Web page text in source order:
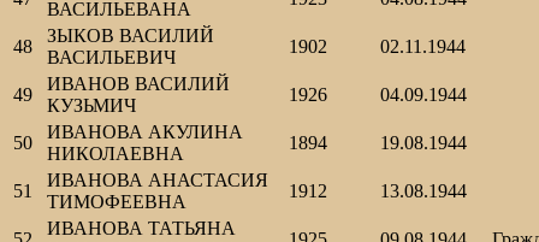
ВАСИЛЬЕВАНА
48
ЗЫКОВ ВАСИЛИЙ
ВАСИЛЬЕВИЧ
1902 02.11.1944
49
ИВАНОВ ВАСИЛИЙ
КУЗЬМИЧ
1926 04.09.1944
50
ИВАНОВА АКУЛИНА
НИКОЛАЕВНА
1894 19.08.1944
51
ИВАНОВА АНАСТАСИЯ
ТИМОФЕЕВНА
1912 13.08.1944
ИВАНОВА ТАТЬЯНА